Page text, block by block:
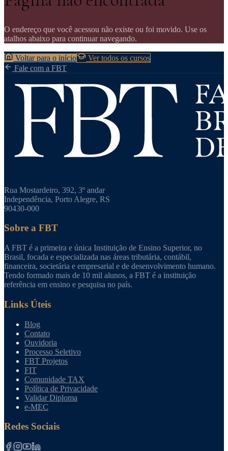
O endereço que você acessou não existe ou foi movido. Use os
atalhos abaixo para continuar navegando.
Voltar para o início
Ver todos os cursos
Fale com a FBT
Rua Mostardeiro, 392, 3º andar
Independência, Porto Alegre, RS
90430-000
Sobre a FBT
A FBT é a primeira e única Instituição de Ensino Superior, no
Brasil, focada e especializada nas áreas tributária, contábil,
financeira, societária e empresarial e de desenvolvimento humano.
Tendo formado mais de 10 mil alunos, a FBT é a instituição
referência em ensino e pesquisa no país.
Links Úteis
Blog
Contato
Ouvidoria
Processo Seletivo
FBT Projetos
FIT
Comunidade TAX
Política de Privacidade
Validar Diploma
e-MEC
Redes Sociais